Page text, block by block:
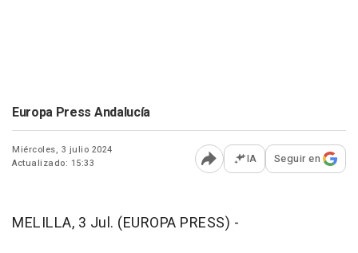
Europa Press Andalucía
Miércoles, 3 julio 2024
Actualizado: 15:33
Abrir opciones para
IA Seguir en
MELILLA, 3 Jul. (EUROPA PRESS) -